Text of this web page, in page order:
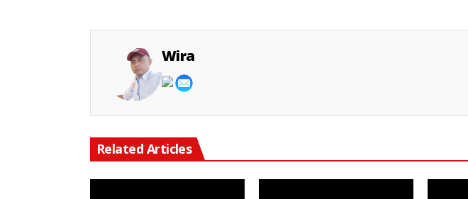
Wira
Related Articles
Keterangan Gambar: Brigpol Jerico Pasaribu, S.H., M.H., Saat Kegiatan Keterangan Gambar: Brigpol Restu Khoerul Akbar, Saat Kegiatan Keterangan Gambar: Aipda Dian Susanto, S.I.P., Saat